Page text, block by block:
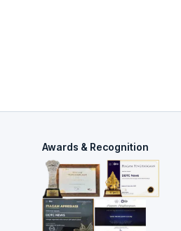
Awards & Recognition